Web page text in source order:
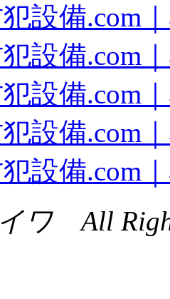
設備.com
設備.com
設備.com
設備.com
設備.com
ワ All